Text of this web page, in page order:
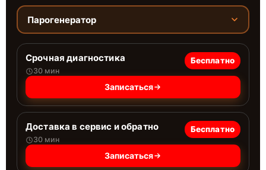
Парогенератор
Срочная диагностика
30 мин
Бесплатно
Записаться
Доставка в сервис и обратно
30 мин
Бесплатно
Записаться